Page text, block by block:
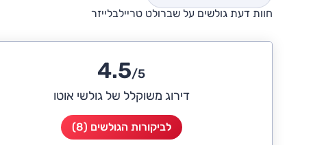
חוות דעת גולשים על שברולט טריילבלייזר
4.5/5
דירוג משוקלל של גולשי אוטו
לביקורות הגולשים (8)